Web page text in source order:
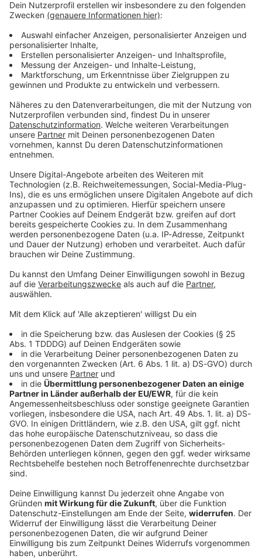
Und wie könnte man sich besser auf das Festival
Viel Spaß beim Mitmachen und Vorfreuen!
Nach oben >
Das könnte euch auch interessieren:
ROCK IM PARK
Rock im Park 2026 - wir kommen! Das legendäre
Festival in Nürnberg findet von 5. bis 7. Juni 2026 statt,
präsentiert von ROCK ANTENNE. Alle Infos!
DAS KÖNNTE DICH AUCH INTERESSIEREN
Rockfakten
Die 10 besten Rock-Songs... zum Abkühlen bei
Sommerhitze
Zu den heißen Temperaturen draußen gibt es coole
Rock-Songs bei ROCK ANTENNE - und die 10 absolut